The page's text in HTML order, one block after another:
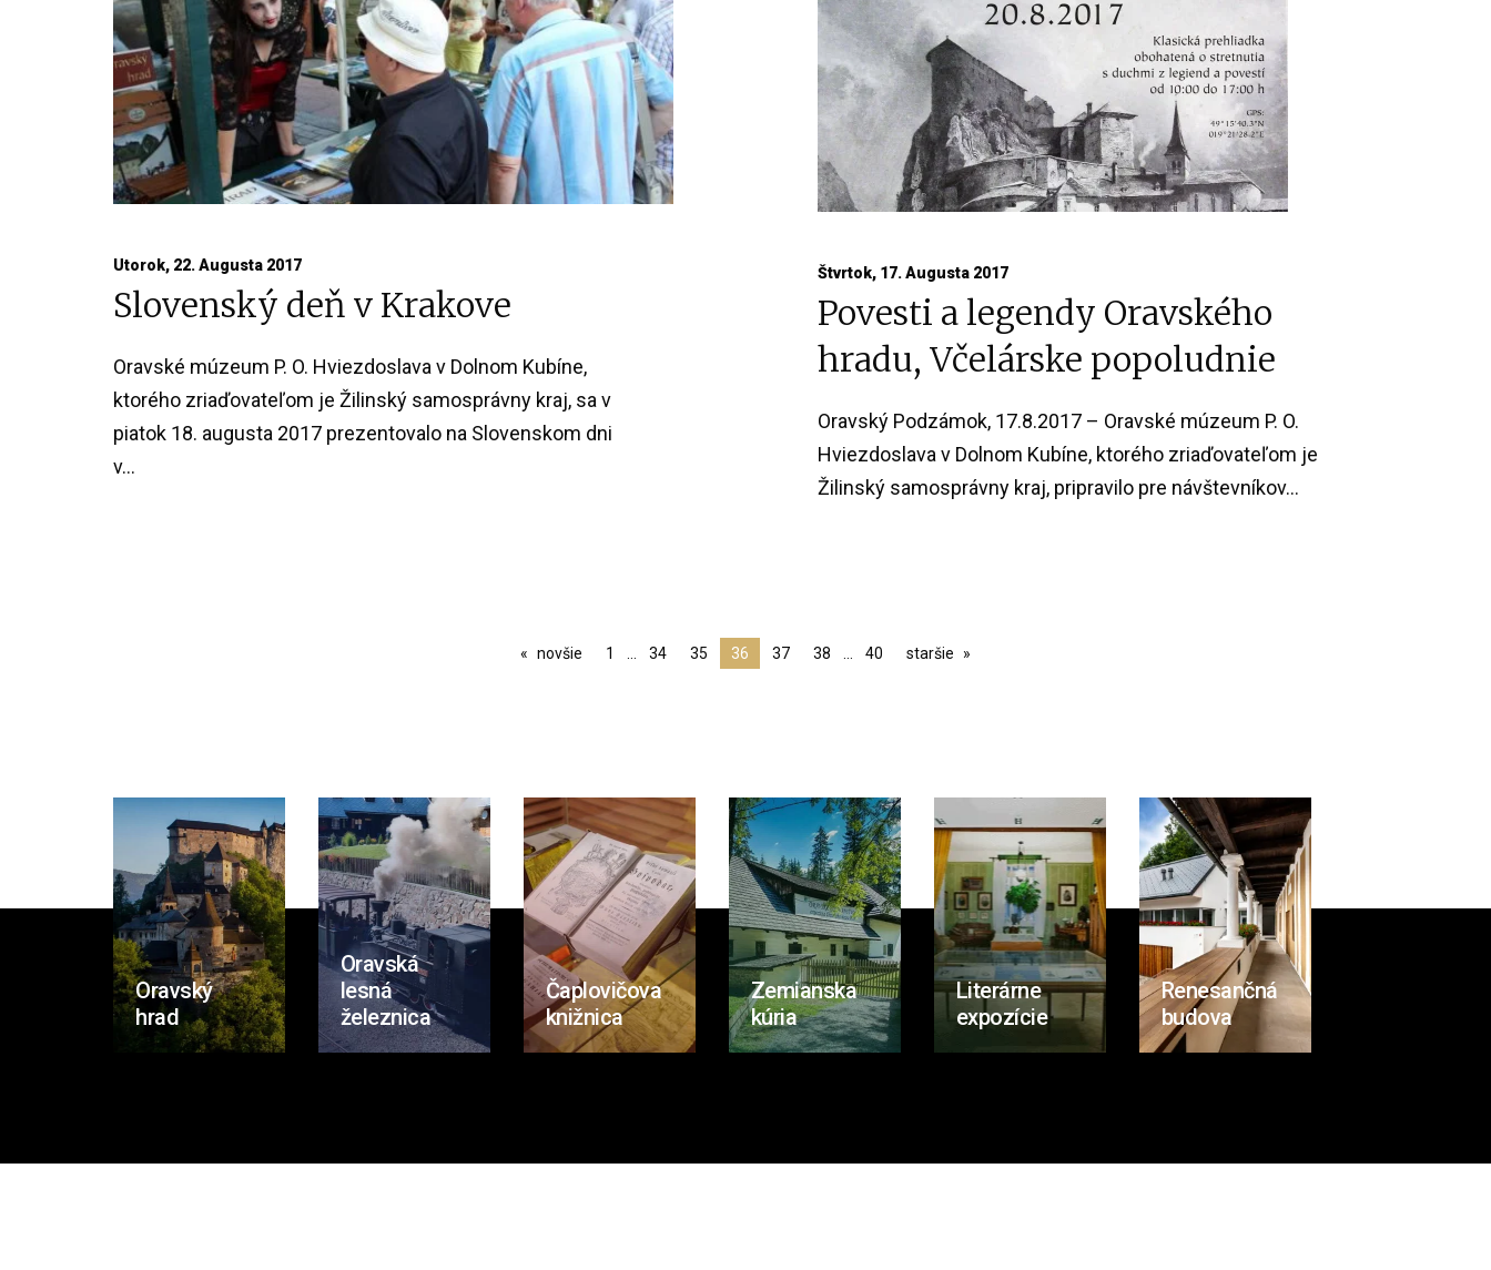
Utorok, 22. Augusta 2017
Slovenský deň v Krakove
Oravské múzeum P. O. Hviezdoslava v Dolnom Kubíne,
ktorého zriaďovateľom je Žilinský samosprávny kraj, sa v
piatok 18. augusta 2017 prezentovalo na Slovenskom dni
v...
Štvrtok, 17. Augusta 2017
Povesti a legendy Oravského
hradu, Včelárske popoludnie
Oravský Podzámok, 17.8.2017 – Oravské múzeum P. O.
Hviezdoslava v Dolnom Kubíne, ktorého zriaďovateľom je
Žilinský samosprávny kraj, pripravilo pre návštevníkov...
novšie 1 34 35 36 37 38 40 staršie
Oravský
hrad
Oravská
lesná
železnica
Čaplovičova
knižnica
Zemianska
kúria
Literárne
expozície
Renesančná
budova